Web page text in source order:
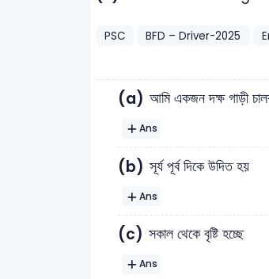
PSC BFD – Driver-2025
(a) আমি একজন দক্ষ গাড়ী
Ans
(b) সূর্য পূর্ব দিকে উদিত হয়
Ans
(c) সকাল থেকে বৃষ্টি হচ্ছে
Ans